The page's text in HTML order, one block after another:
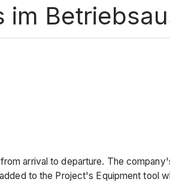
arrival to departure. The
to the Project's Equipment tool